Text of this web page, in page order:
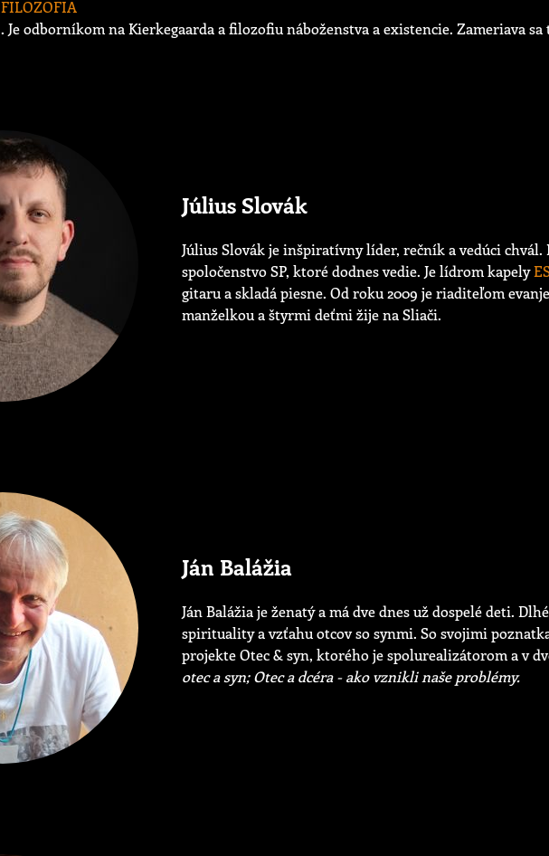
FILOZOFIA
. Je odborníkom na Kierkegaarda a filozofiu náboženstva a existencie. Zameriava
Július Slovák
Július Slovák je inšpiratívny líder, rečník a vedúci
spoločenstvo SP, ktoré dodnes vedie. Je lídrom kapely
gitaru a skladá piesne. Od roku 2009 je riaditeľom
manželkou a štyrmi deťmi žije na Sliači.
Ján Balážia
Ján Balážia je ženatý a má dve dnes už dospelé deti.
spirituality a vzťahu otcov so synmi. So svojimi
projekte Otec & syn, ktorého je spolurealizátorom a v
otec a syn; Otec a dcéra - ako vznikli naše problémy.